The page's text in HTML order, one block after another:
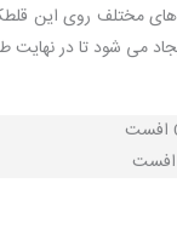
مختلف روی این
می شود تا در
افست